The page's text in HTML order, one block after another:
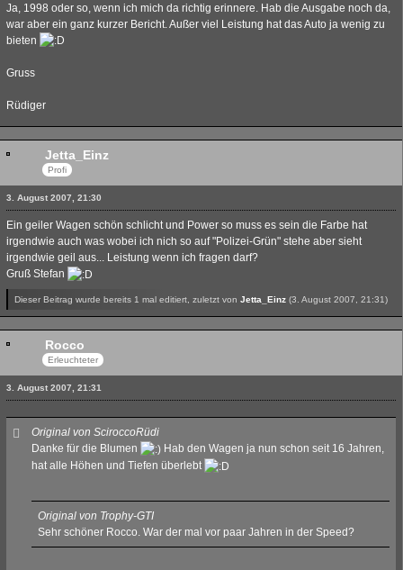
Ja, 1998 oder so, wenn ich mich da richtig erinnere. Hab die Ausgabe noch da,
war aber ein ganz kurzer Bericht. Außer viel Leistung hat das Auto ja wenig zu
bieten
Gruss
Rüdiger
Jetta_Einz
Profi
3. August 2007, 21:30
Ein geiler Wagen schön schlicht und Power so muss es sein die Farbe hat
irgendwie auch was wobei ich nich so auf "Polizei-Grün" stehe aber sieht
irgendwie geil aus... Leistung wenn ich fragen darf?
Gruß Stefan
Dieser Beitrag wurde bereits 1 mal editiert, zuletzt von Jetta_Einz (3. August 2007, 21:31)
Rocco
Erleuchteter
3. August 2007, 21:31
Original von SciroccoRüdi
Danke für die Blumen
Hab den Wagen ja nun schon seit 16 Jahren,
hat alle Höhen und Tiefen überlebt
Original von Trophy-GTI
Sehr schöner Rocco. War der mal vor paar Jahren in der Speed?